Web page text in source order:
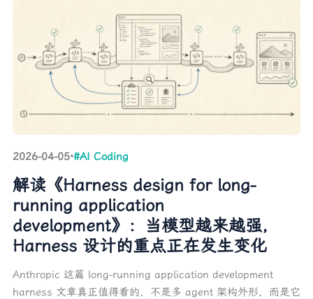
2026-04-05·#AI Coding
解读《Harness design for long-
running application
development》：当模型越来越强，
Harness 设计的重点正在发生变化
Anthropic 这篇 long-running application development
harness 文章真正值得看的，不是多 agent 架构外形，而是它